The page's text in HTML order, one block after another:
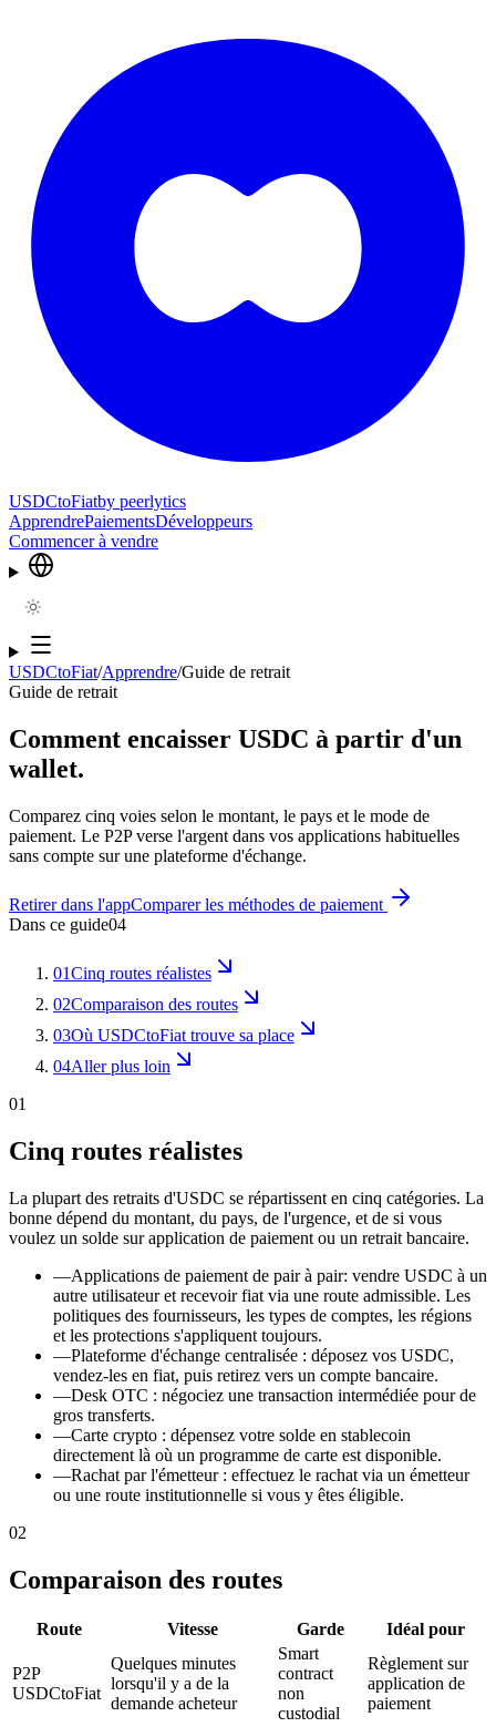
USDCtoFiatby peerlytics
ApprendrePaiementsDéveloppeurs
Commencer à vendre
USDCtoFiat/Apprendre/Guide de retrait
Guide de retrait
Comment encaisser USDC à partir d'un
wallet.
Comparez cinq voies selon le montant, le pays et le mode de
paiement. Le P2P verse l'argent dans vos applications habituelles
sans compte sur une plateforme d'échange.
Retirer dans l'appComparer les méthodes de paiement
Dans ce guide04
01Cinq routes réalistes
02Comparaison des routes
03Où USDCtoFiat trouve sa place
04Aller plus loin
01
Cinq routes réalistes
La plupart des retraits d'USDC se répartissent en cinq catégories. La
bonne dépend du montant, du pays, de l'urgence, et de si vous
voulez un solde sur application de paiement ou un retrait bancaire.
—Applications de paiement de pair à pair: vendre USDC à un
autre utilisateur et recevoir fiat via une route admissible. Les
politiques des fournisseurs, les types de comptes, les régions
et les protections s'appliquent toujours.
—Plateforme d'échange centralisée : déposez vos USDC,
vendez-les en fiat, puis retirez vers un compte bancaire.
—Desk OTC : négociez une transaction intermédiée pour de
gros transferts.
—Carte crypto : dépensez votre solde en stablecoin
directement là où un programme de carte est disponible.
—Rachat par l'émetteur : effectuez le rachat via un émetteur
ou une route institutionnelle si vous y êtes éligible.
02
Comparaison des routes
Route Vitesse Garde Idéal pour
P2P
USDCtoFiat
Quelques minutes
lorsqu'il y a de la
demande acheteur
Smart
contract
non
custodial
Règlement sur
application de
paiement